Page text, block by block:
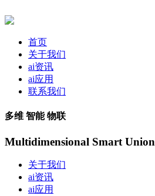
首页
关于我们
ai资讯
ai应用
联系我们
多维 智能 物联
Multidimensional Smart Union
关于我们
ai资讯
ai应用